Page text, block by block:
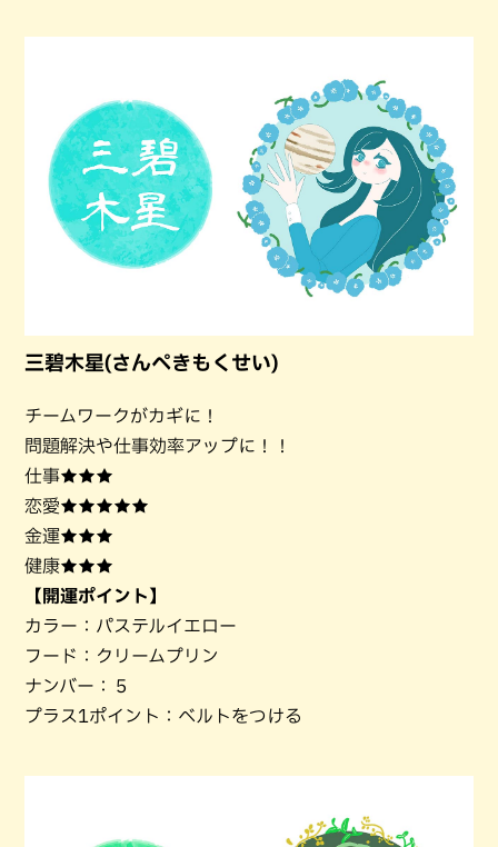
三碧木星(さんぺきもくせい)
チームワークがカギに！
問題解決や仕事効率アップに！！
仕事★★★
恋愛★★★★★
金運★★★
健康★★★
【開運ポイント】
カラー：パステルイエロー
フード：クリームプリン
ナンバー：５
プラス1ポイント：ベルトをつける